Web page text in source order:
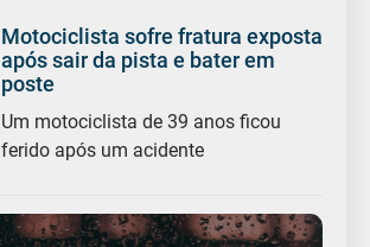
Motociclista sofre fratura exposta
após sair da pista e bater em
poste
Um motociclista de 39 anos ficou
ferido após um acidente